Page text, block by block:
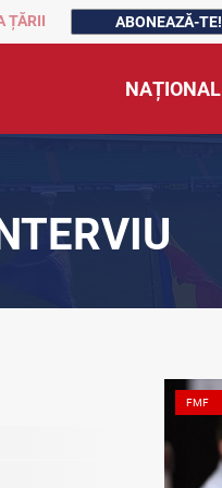
ȚĂRII ABONEAZĂ-TE!
FMF